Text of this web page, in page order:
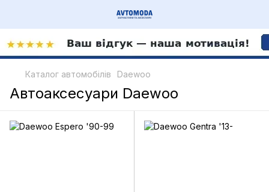
Каталог автомобілів Daewoo
Автоаксесуари Daewoo